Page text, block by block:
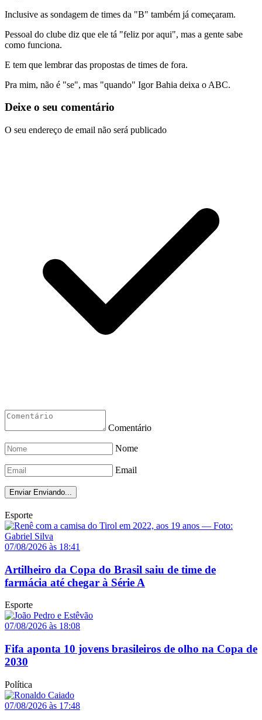
Inclusive as sondagem de times da "B" também já começaram.
Pessoal do clube diz que ele tá "feliz por aqui", mas a gente sabe
como funciona.
E tem que lembrar das propostas de times de fora.
Pra mim, não é "se", mas "quando" Igor Bahia deixa o ABC.
Deixe o seu comentário
O seu endereço de email não será publicado
Comentário
Nome
Email
Enviar Enviando...
Esporte
07/08/2026 às 18:41
Artilheiro da Copa do Brasil saiu de time de
farmácia até chegar à Série A
Esporte
07/08/2026 às 18:08
Fifa aponta 10 jovens brasileiros de olho na Copa de
2030
Política
07/08/2026 às 17:48